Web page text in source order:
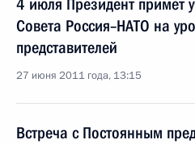
4 июля Президент примет
Совета Россия–НАТО на
представителей
27 июня 2011 года, 13:15
Встреча с Постоянным